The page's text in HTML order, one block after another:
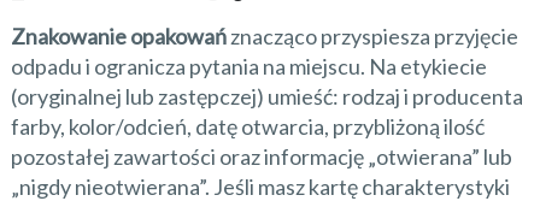
Znakowanie opakowańznacząco przyspiesza przyjęcie
odpadu i ogranicza pytania na miejscu. Na etykiecie
(oryginalnej lub zastępczej) umieść: rodzaj i producenta
farby, kolor/odcień, datę otwarcia, przybliżoną ilość
pozostałej zawartości oraz informację „otwierana” lub
„nigdy nieotwierana”. Jeśli masz kartę charakterystyki